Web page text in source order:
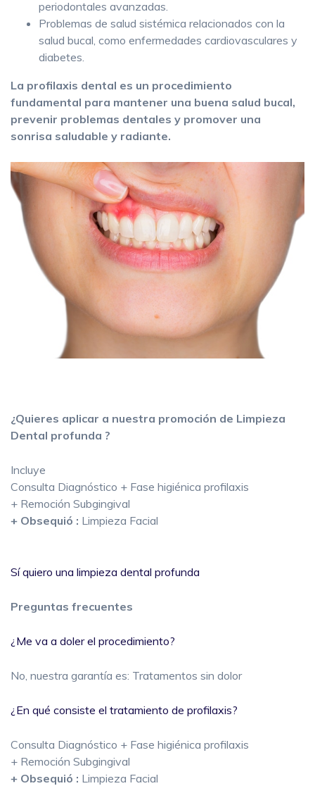
periodontales avanzadas.
Problemas de salud sistémica relacionados con la
salud bucal, como enfermedades cardiovasculares y
diabetes.
La profilaxis dental es un procedimiento
fundamental para mantener una buena salud bucal,
prevenir problemas dentales y promover una
sonrisa saludable y radiante.
¿Quieres aplicar a nuestra promoción de Limpieza
Dental profunda ?
Incluye
Consulta Diagnóstico + Fase higiénica profilaxis
+ Remoción Subgingival
+ Obsequió : Limpieza Facial
Sí quiero una limpieza dental profunda
Preguntas frecuentes
¿Me va a doler el procedimiento?
No, nuestra garantía es: Tratamentos sin dolor
¿En qué consiste el tratamiento de profilaxis?
Consulta Diagnóstico + Fase higiénica profilaxis
+ Remoción Subgingival
+ Obsequió : Limpieza Facial